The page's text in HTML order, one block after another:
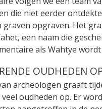
die niet eerder
graven opgraven. Het
een naam die
als Wahtye
OUDHEDEN
archeologen graaft
oudheden op. Er